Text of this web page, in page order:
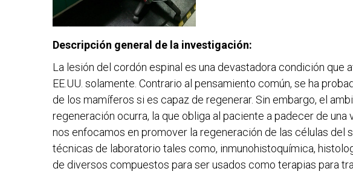
Descripción general de la investigación:
La lesión del cordón espinal es una devastadora condición que
EE.UU. solamente. Contrario al pensamiento común, se ha
de los mamíferos si es capaz de regenerar. Sin embargo, el
regeneración ocurra, la que obliga al paciente a padecer de
nos enfocamos en promover la regeneración de las células del
técnicas de laboratorio tales como, inmunohistoquímica,
de diversos compuestos para ser usados como terapias para